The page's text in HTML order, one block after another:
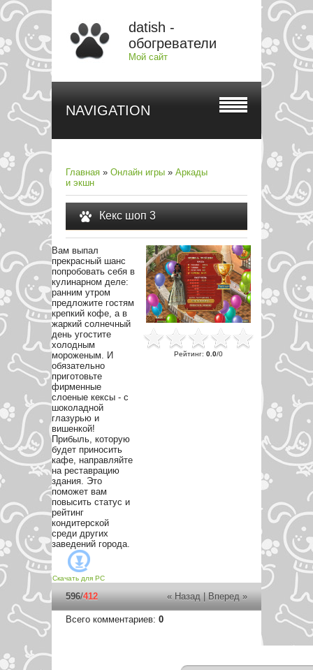
datish -
обогреватели
Мой сайт
NAVIGATION
Главная » Онлайн игры » Аркады
и экшн
Кекс шоп 3
Вам выпал
прекрасный шанс
попробовать себя в
кулинарном деле:
ранним утром
предложите гостям
крепкий кофе, а в
жаркий солнечный
день угостите
холодным
мороженым. И
обязательно
приготовьте
фирменные
слоеные кексы - с
шоколадной
глазурью и
вишенкой!
Прибыль, которую
будет приносить
кафе, направляйте
на реставрацию
здания. Это
поможет вам
повысить статус и
рейтинг
кондитерской
среди других
заведений города.
Скачать для PC
Рейтинг: 0.0/0
« Назад|Вперед »
596/412
Всего комментариев: 0